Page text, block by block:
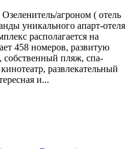
агроном ( отель
уникального апарт-отеля
располагается на
458 номеров, развитую
собственный пляж, спа-
развлекательный
и...